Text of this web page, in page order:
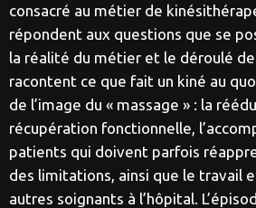
consacré au métier de
répondent aux questions que se
la réalité du métier et le déroulé
racontent ce que fait un kiné au
de l’image du « massage » : la
récupération fonctionnelle,
patients qui doivent parfois
des limitations, ainsi que le travail
autres soignants à l’hôpital.